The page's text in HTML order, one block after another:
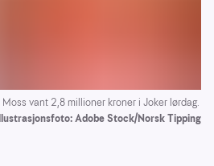
Moss vant 2,8 millioner kroner i Joker lørdag.
Adobe Stock/Norsk Tipping